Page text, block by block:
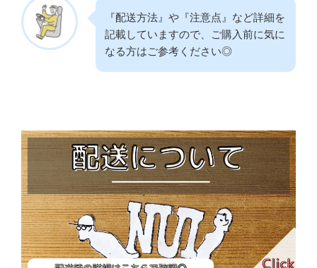
『配送方法』や『注意点』など詳細を
記載していますので、ご購入前に気に
なる方はご参考ください◎